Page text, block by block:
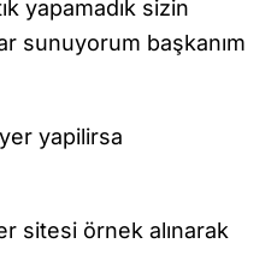
yapamadık sizin
sunuyorum başkanım
yapilirsa
sitesi örnek alınarak